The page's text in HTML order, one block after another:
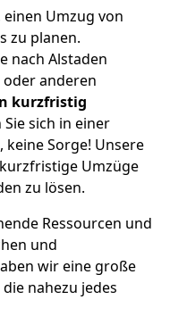
Umzug von
zu planen.
nach Alstaden
anderen
kurzfristig
Sie sich in einer
Sorge! Unsere
Umzüge
zu lösen.
Ressourcen und
und
wir eine große
nahezu jedes